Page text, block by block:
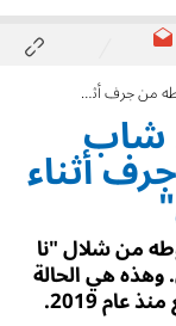
التقاط "سيلفي"
شاب
أثناء
سقوطه من شلال "نا
وهذه هي الحالة
2019.